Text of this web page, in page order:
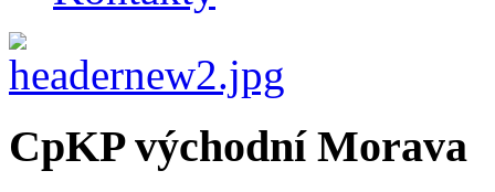
CpKP východní Morava